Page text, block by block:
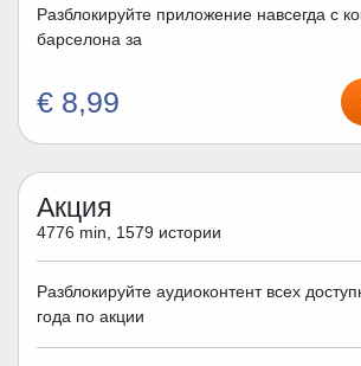
Разблокируйте приложение навсегда с
барселона за
€ 8,99
Акция
4776 min, 1579 истории
Разблокируйте аудиоконтент всех
года по акции